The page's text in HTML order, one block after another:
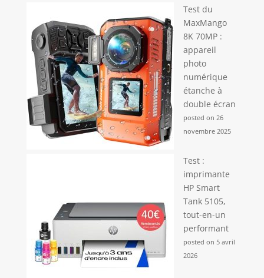
Test du
MaxMango
8K 70MP :
appareil
photo
numérique
étanche à
double écran
posted on 26
novembre 2025
Test :
imprimante
HP Smart
Tank 5105,
tout-en-un
performant
posted on 5 avril
2026